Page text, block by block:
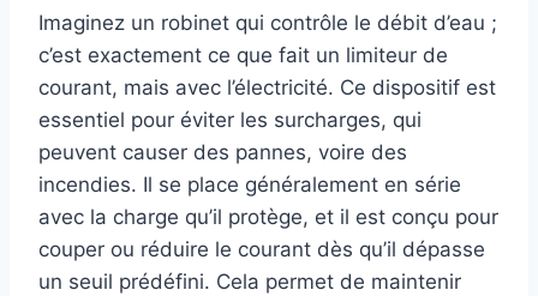
Imaginez un robinet qui contrôle le débit d’eau ;
c’est exactement ce que fait un limiteur de
courant, mais avec l’électricité. Ce dispositif est
essentiel pour éviter les surcharges, qui
peuvent causer des pannes, voire des
incendies. Il se place généralement en série
avec la charge qu’il protège, et il est conçu pour
couper ou réduire le courant dès qu’il dépasse
un seuil prédéfini. Cela permet de maintenir